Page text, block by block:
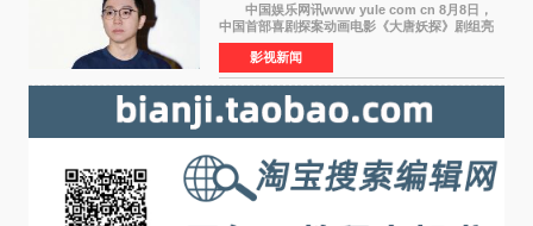
中国娱乐网讯www yule com cn 8月8日，
中国首部喜剧探案动画电影《大唐妖探》剧组亮
相西安，举办线下见面会活动。导演程腾、联合
导演黄珉、总制片人曹紫建、制片人李莹莹、领
衔声音出演雷淞然
影视新闻